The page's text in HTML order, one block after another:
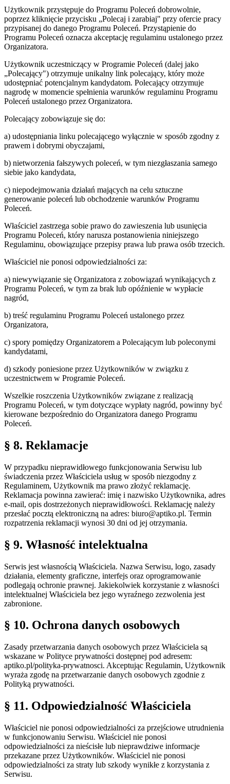
Użytkownik przystępuje do Programu Poleceń dobrowolnie,
poprzez kliknięcie przycisku „Polecaj i zarabiaj" przy ofercie pracy
przypisanej do danego Programu Poleceń. Przystąpienie do
Programu Poleceń oznacza akceptację regulaminu ustalonego przez
Organizatora.
Użytkownik uczestniczący w Programie Poleceń (dalej jako
„Polecający") otrzymuje unikalny link polecający, który może
udostępniać potencjalnym kandydatom. Polecający otrzymuje
nagrodę w momencie spełnienia warunków regulaminu Programu
Poleceń ustalonego przez Organizatora.
Polecający zobowiązuje się do:
a) udostępniania linku polecającego wyłącznie w sposób zgodny z
prawem i dobrymi obyczajami,
b) nietworzenia fałszywych poleceń, w tym niezgłaszania samego
siebie jako kandydata,
c) niepodejmowania działań mających na celu sztuczne
generowanie poleceń lub obchodzenie warunków Programu
Poleceń.
Właściciel zastrzega sobie prawo do zawieszenia lub usunięcia
Programu Poleceń, który narusza postanowienia niniejszego
Regulaminu, obowiązujące przepisy prawa lub prawa osób trzecich.
Właściciel nie ponosi odpowiedzialności za:
a) niewywiązanie się Organizatora z zobowiązań wynikających z
Programu Poleceń, w tym za brak lub opóźnienie w wypłacie
nagród,
b) treść regulaminu Programu Poleceń ustalonego przez
Organizatora,
c) spory pomiędzy Organizatorem a Polecającym lub poleconymi
kandydatami,
d) szkody poniesione przez Użytkowników w związku z
uczestnictwem w Programie Poleceń.
Wszelkie roszczenia Użytkowników związane z realizacją
Programu Poleceń, w tym dotyczące wypłaty nagród, powinny być
kierowane bezpośrednio do Organizatora danego Programu
Poleceń.
§ 8. Reklamacje
W przypadku nieprawidłowego funkcjonowania Serwisu lub
świadczenia przez Właściciela usług w sposób niezgodny z
Regulaminem, Użytkownik ma prawo złożyć reklamację.
Reklamacja powinna zawierać: imię i nazwisko Użytkownika, adres
e-mail, opis dostrzeżonych nieprawidłowości. Reklamację należy
przesłać pocztą elektroniczną na adres: biuro@aptiko.pl. Termin
rozpatrzenia reklamacji wynosi 30 dni od jej otrzymania.
§ 9. Własność intelektualna
Serwis jest własnością Właściciela. Nazwa Serwisu, logo, zasady
działania, elementy graficzne, interfejs oraz oprogramowanie
podlegają ochronie prawnej. Jakiekolwiek korzystanie z własności
intelektualnej Właściciela bez jego wyraźnego zezwolenia jest
zabronione.
§ 10. Ochrona danych osobowych
Zasady przetwarzania danych osobowych przez Właściciela są
wskazane w Polityce prywatności dostępnej pod adresem:
aptiko.pl/polityka-prywatnosci. Akceptując Regulamin, Użytkownik
wyraża zgodę na przetwarzanie danych osobowych zgodnie z
Polityką prywatności.
§ 11. Odpowiedzialność Właściciela
Właściciel nie ponosi odpowiedzialności za przejściowe utrudnienia
w funkcjonowaniu Serwisu. Właściciel nie ponosi
odpowiedzialności za nieścisłe lub nieprawdziwe informacje
przekazane przez Użytkowników. Właściciel nie ponosi
odpowiedzialności za straty lub szkody wynikłe z korzystania z
Serwisu.